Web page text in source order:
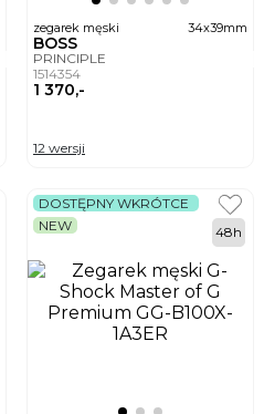
zegarek męski 34x39mm
BOSS
PRINCIPLE
1514354
1 370,-
12 wersji
DOSTĘPNY WKRÓTCE
NEW
48h